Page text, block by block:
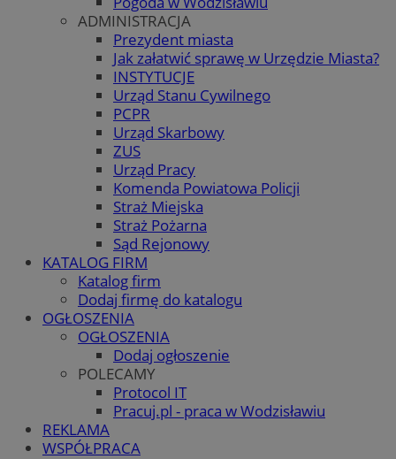
ADMINISTRACJA
Prezydent miasta
Jak załatwić sprawę w Urzędzie Miasta?
INSTYTUCJE
Urząd Stanu Cywilnego
PCPR
Urząd Skarbowy
ZUS
Urząd Pracy
Komenda Powiatowa Policji
Straż Miejska
Straż Pożarna
Sąd Rejonowy
KATALOG FIRM
Katalog firm
Dodaj firmę do katalogu
OGŁOSZENIA
OGŁOSZENIA
Dodaj ogłoszenie
POLECAMY
Protocol IT
Pracuj.pl - praca w Wodzisławiu
REKLAMA
WSPÓŁPRACA